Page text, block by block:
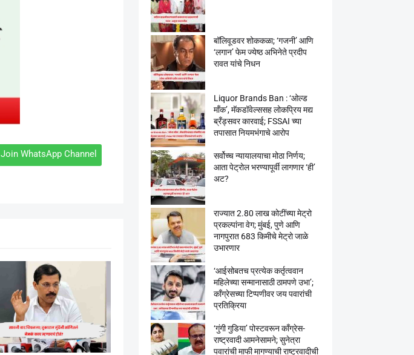
Join WhatsApp Channel
बॉलिवूडवर शोककळा; ‘गजनी’ आणि
‘लगान’ फेम ज्येष्ठ अभिनेते प्रदीप
रावत यांचे निधन
Liquor Brands Ban : ‘ओल्ड
मॉंक’, मॅकडॉवेल्ससह लोकप्रिय मद्य
ब्रँड्सवर कारवाई; FSSAI च्या
तपासात नियमभंगाचे आरोप
सर्वोच्च न्यायालयाचा मोठा निर्णय;
आता पेट्रोल भरण्यापूर्वी लागणार ‘ही’
अट?
राज्यात 2.80 लाख कोटींच्या मेट्रो
प्रकल्पांना वेग; मुंबई, पुणे आणि
नागपुरात 683 किमीचे मेट्रो जाळे
उभारणार
‘आईसोबतच प्रत्येक कर्तृत्ववान
महिलेच्या सन्मानासाठी ठामपणे उभा’;
काँग्रेसच्या टिप्पणीवर जय पवारांची
प्रतिक्रिया
‘गुंगी गुडिया’ पोस्टवरून काँग्रेस-
राष्ट्रवादी आमनेसामने; सुनेत्रा
पवारांची माफी मागण्याची राष्ट्रवादीची